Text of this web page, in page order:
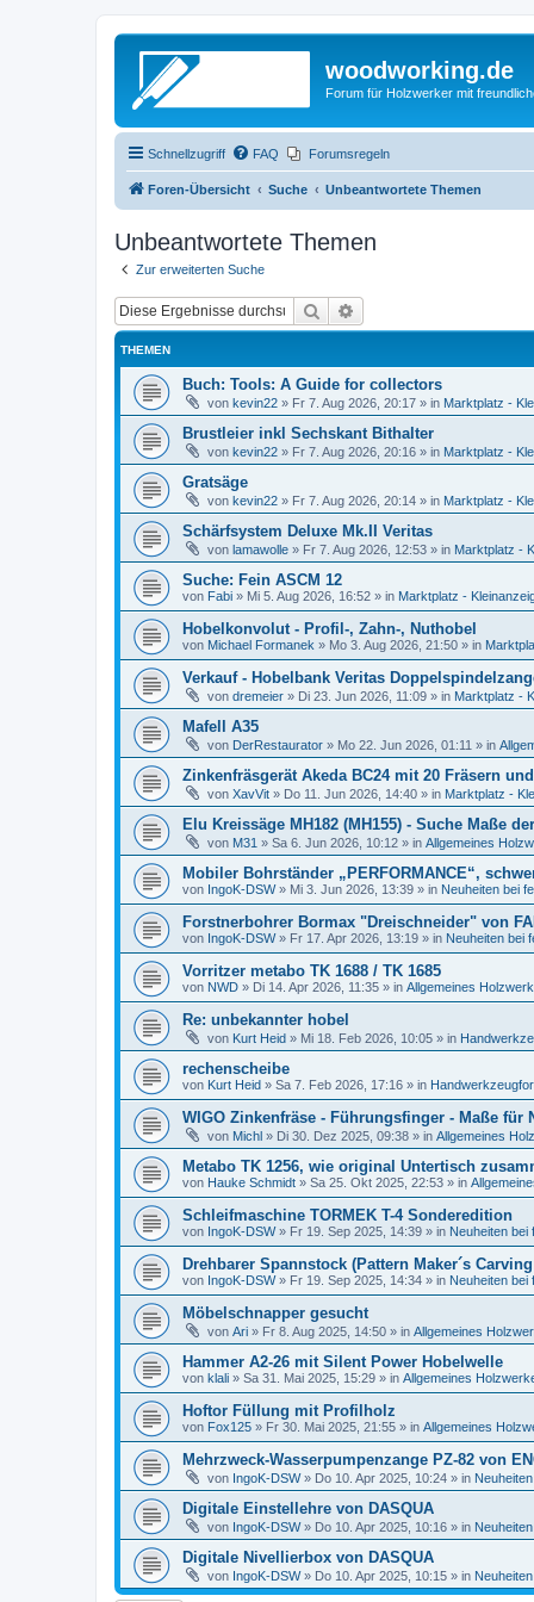
woodworking.de
Forum für Holzwerker mit
Schnellzugriff FAQ Forumsregeln
Foren-Übersicht Suche Unbeantwortete Themen
Unbeantwortete Themen
Zur erweiterten Suche
Suche
THEMEN
Buch: Tools: A Guide for collectors
von kevin22 » Fr 7. Aug 2026, 20:17 » in Marktplatz -
Brustleier inkl Sechskant Bithalter
von kevin22 » Fr 7. Aug 2026, 20:16 » in Marktplatz -
Gratsäge
von kevin22 » Fr 7. Aug 2026, 20:14 » in Marktplatz -
Schärfsystem Deluxe Mk.II Veritas
von lamawolle » Fr 7. Aug 2026, 12:53 » in Marktplatz -
Suche: Fein ASCM 12
von Fabi » Mi 5. Aug 2026, 16:52 » in Marktplatz -
Hobelkonvolut - Profil-, Zahn-, Nuthobel
von Michael Formanek » Mo 3. Aug 2026, 21:50 » in
Verkauf - Hobelbank Veritas
von dremeier » Di 23. Jun 2026, 11:09 » in Marktplatz -
Mafell A35
von DerRestaurator » Mo 22. Jun 2026, 01:11 » in
Zinkenfräsgerät Akeda BC24 mit 20 Fräsern
von XavVit » Do 11. Jun 2026, 14:40 » in Marktplatz -
Elu Kreissäge MH182 (MH155) - Suche Maße
von M31 » Sa 6. Jun 2026, 10:12 » in Allgemeines
Mobiler Bohrständer „PERFORMANCE“,
von IngoK-DSW» Mi 3. Jun 2026, 13:39 » in Neuheiten bei
Forstnerbohrer Bormax "Dreischneider" von
von IngoK-DSW» Fr 17. Apr 2026, 13:19 » in Neuheiten bei
Vorritzer metabo TK 1688 / TK 1685
von NWD » Di 14. Apr 2026, 11:35 » in Allgemeines
Re: unbekannter hobel
von Kurt Heid » Mi 18. Feb 2026, 10:05 » in
rechenscheibe
von Kurt Heid » Sa 7. Feb 2026, 17:16 » in
WIGO Zinkenfräse - Führungsfinger - Maße für
von Michl » Di 30. Dez 2025, 09:38 » in Allgemeines
Metabo TK 1256, wie original Untertisch
von Hauke Schmidt » Sa 25. Okt 2025, 22:53 » in
Schleifmaschine TORMEK T-4 Sonderedition
von IngoK-DSW» Fr 19. Sep 2025, 14:39 » in Neuheiten bei
Drehbarer Spannstock (Pattern Maker´s
von IngoK-DSW» Fr 19. Sep 2025, 14:34 » in Neuheiten bei
Möbelschnapper gesucht
von Ari » Fr 8. Aug 2025, 14:50 » in Allgemeines
Hammer A2-26 mit Silent Power Hobelwelle
von klali » Sa 31. Mai 2025, 15:29 » in Allgemeines
Hoftor Füllung mit Profilholz
von Fox125 » Fr 30. Mai 2025, 21:55 » in Allgemeines
Mehrzweck-Wasserpumpenzange PZ-82 von
von IngoK-DSW» Do 10. Apr 2025, 10:24 » in
Digitale Einstellehre von DASQUA
von IngoK-DSW» Do 10. Apr 2025, 10:16 » in
Digitale Nivellierbox von DASQUA
von IngoK-DSW» Do 10. Apr 2025, 10:15 » in